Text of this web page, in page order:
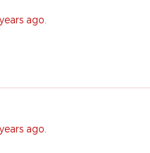
ago.
ago.